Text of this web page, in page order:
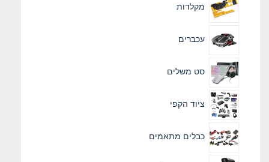
מקלדות
עכברים
סט משלים
ציוד הקפי
כבלים מתאמים